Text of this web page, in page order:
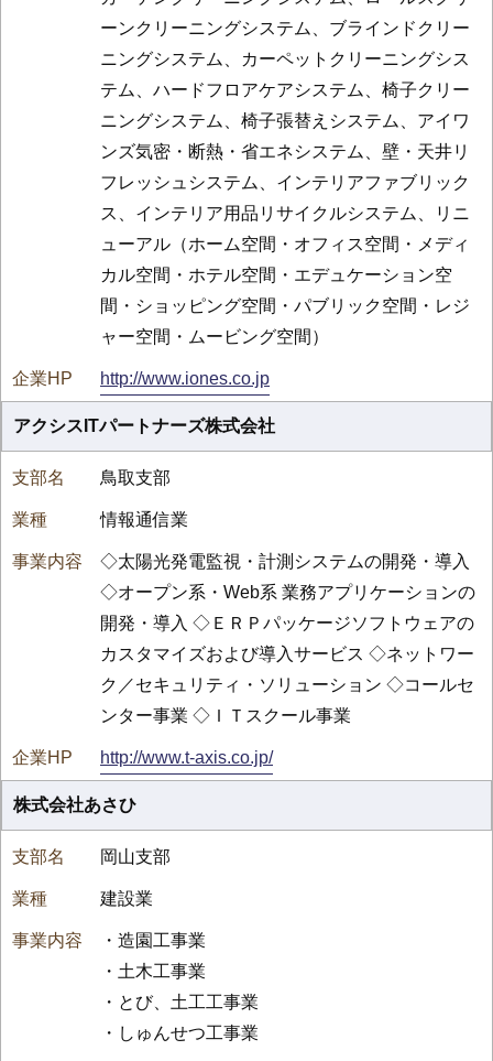
ーンクリーニングシステム、ブラインドクリー
ニングシステム、カーペットクリーニングシス
テム、ハードフロアケアシステム、椅子クリー
ニングシステム、椅子張替えシステム、アイワ
ンズ気密・断熱・省エネシステム、壁・天井リ
フレッシュシステム、インテリアファブリック
ス、インテリア用品リサイクルシステム、リニ
ューアル（ホーム空間・オフィス空間・メディ
カル空間・ホテル空間・エデュケーション空
間・ショッピング空間・パブリック空間・レジ
ャー空間・ムービング空間）
http://www.iones.co.jp
アクシスITパートナーズ株式会社
鳥取支部
情報通信業
◇太陽光発電監視・計測システムの開発・導入
◇オープン系・Web系 業務アプリケーションの
開発・導入 ◇ＥＲＰパッケージソフトウェアの
カスタマイズおよび導入サービス ◇ネットワー
ク／セキュリティ・ソリューション ◇コールセ
ンター事業 ◇ＩＴスクール事業
http://www.t-axis.co.jp/
株式会社あさひ
岡山支部
建設業
・造園工事業
・土木工事業
・とび、土工工事業
・しゅんせつ工事業